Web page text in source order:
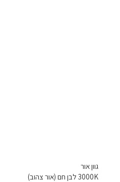
גוון אור
3000K לבן חם (אור צהוב)